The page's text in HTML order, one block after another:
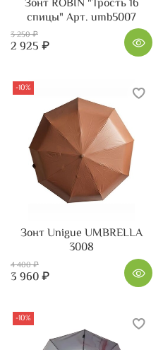
Зонт ROBIN "Трость 16
спицы" Арт. umb5007
3 250 ₽
2 925 ₽
-10%
Зонт Unigue UMBRELLA
3008
4 400 ₽
3 960 ₽
-10%